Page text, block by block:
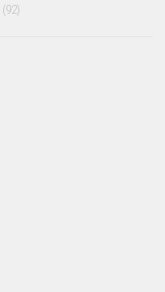
(92)